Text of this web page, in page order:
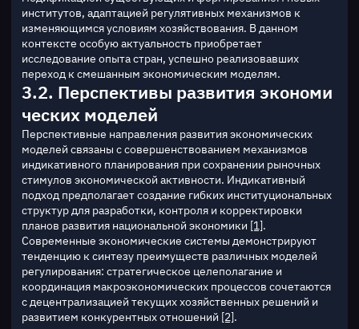
институтов, адаптацией регулятивных механизмов к
изменяющимся условиям хозяйствования. В данном
контексте особую актуальность приобретает
исследование опыта стран, успешно реализовавших
переход к смешанным экономическим моделям.
3.2. Перспективы развития экономи
ческих моделей
Перспективные направления развития экономических
моделей связаны с совершенствованием механизмов
индикативного планирования при сохранении рыночных
стимулов экономической активности. Индикативный
подход предполагает создание гибких институциональных
структур для разработки, контроля и корректировки
планов развития национальной экономики [1].
Современные экономические системы демонстрируют
тенденцию к синтезу преимуществ различных моделей
регулирования: стратегическое целеполагание и
координация макроэкономических процессов сочетаются
с децентрализацией текущих хозяйственных решений и
развитием конкурентных отношений [2].